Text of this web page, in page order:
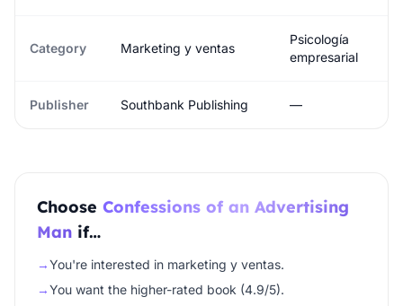
Category Marketing y ventas
Psicología
empresarial
Publisher Southbank Publishing —
Choose Confessions of an Advertising
Man if…
→You're interested in marketing y ventas.
→You want the higher-rated book (4.9/5).